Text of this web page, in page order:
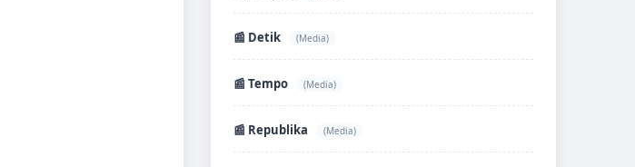
📰 Detik (Media)
📰 Tempo (Media)
📰 Republika (Media)